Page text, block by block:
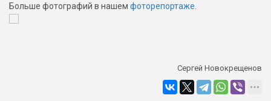
Больше фотографий в нашем фоторепортаже
Сергей Новокрещенов